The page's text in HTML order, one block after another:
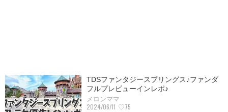
TDSファンタジースプリングス♪ファンダ
フルプレビューインレポ♪
メロンママ
2024/06/11 ♡75